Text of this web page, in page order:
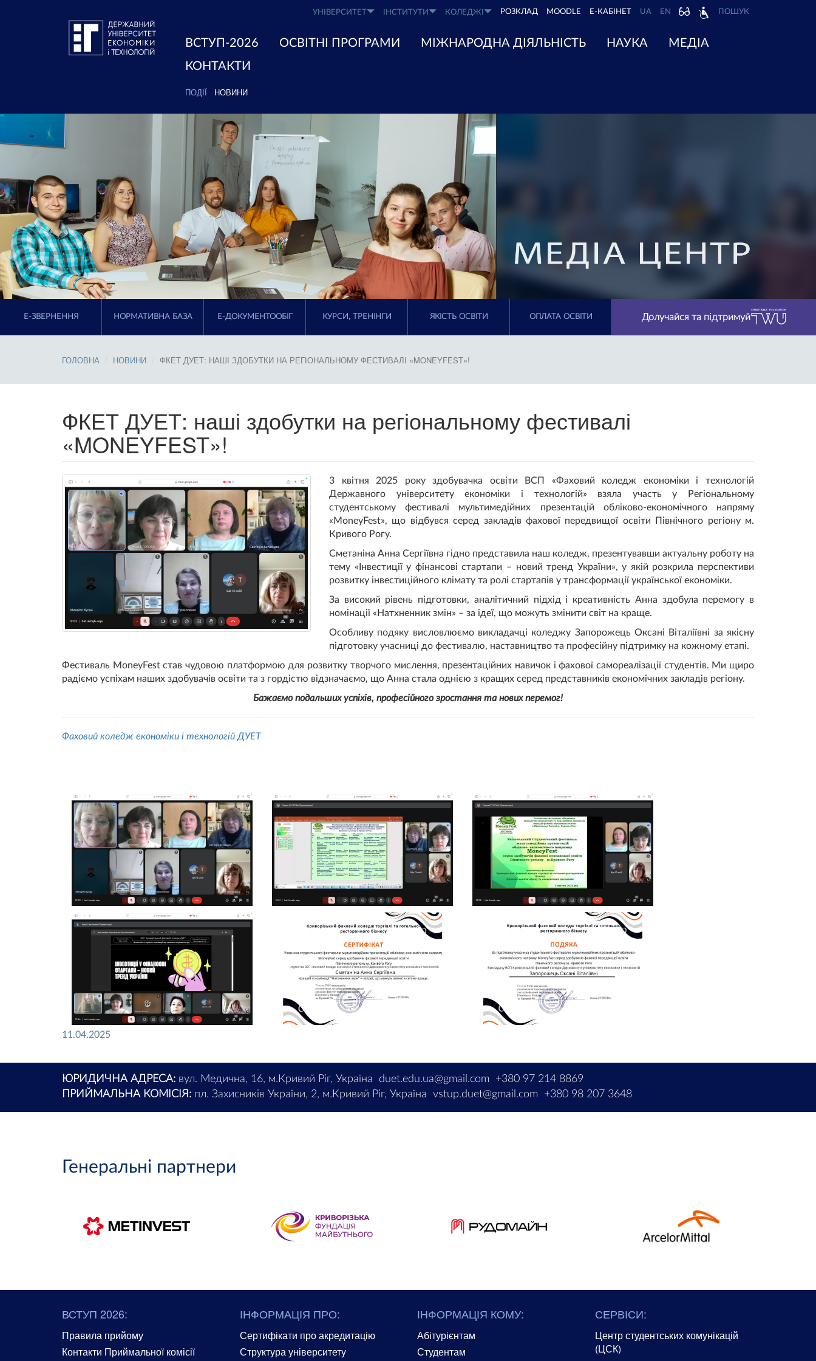
УНІВЕРСИТЕТ ІНСТИТУТИ КОЛЕДЖІ РОЗКЛАД MOODLE Е-КАБІНЕТ UA EN ПОШУК
ВСТУП-2026 ОСВІТНІ ПРОГРАМИ МІЖНАРОДНА ДІЯЛЬНІСТЬ НАУКА
МЕДІА
КОНТАКТИ
ПОДІЇ НОВИНИ
E-ЗВЕРНЕННЯ НОРМАТИВНА БАЗА Е-ДОКУМЕНТООБІГ КУРСИ, ТРЕНІНГИ ЯКІСТЬ ОСВІТИ ОПЛАТА ОСВІТИ Долучайся та підтримуй
ГОЛОВНА НОВИНИ ФКЕТ ДУЕТ: НАШІ ЗДОБУТКИ НА РЕГІОНАЛЬНОМУ ФЕСТИВАЛІ «MONEYFEST»!
ФКЕТ ДУЕТ: наші здобутки на регіональному фестивалі
«MONEYFEST»!
3 квітня 2025 року здобувачка освіти ВСП «Фаховий коледж економіки і технологій
Державного університету економіки і технологій» взяла участь у Регіональному
студентському фестивалі мультимедійних презентацій обліково-економічного напряму
«MoneyFest», що відбувся серед закладів фахової передвищої освіти Північного регіону м.
Кривого Рогу.
Сметаніна Анна Сергіївна гідно представила наш коледж, презентувавши актуальну роботу на
тему «Інвестиції у фінансові стартапи – новий тренд України», у якій розкрила перспективи
розвитку інвестиційного клімату та ролі стартапів у трансформації української економіки.
За високий рівень підготовки, аналітичний підхід і креативність Анна здобула перемогу в
номінації «Натхненник змін» – за ідеї, що можуть змінити світ на краще.
Особливу подяку висловлюємо викладачці коледжу Запорожець Оксані Віталіївні за якісну
підготовку учасниці до фестивалю, наставництво та професійну підтримку на кожному етапі.
Фестиваль MoneyFest став чудовою платформою для розвитку творчого мислення, презентаційних навичок і фахової самореалізації студентів. Ми щиро
радіємо успіхам наших здобувачів освіти та з гордістю відзначаємо, що Анна стала однією з кращих серед представників економічних закладів регіону.
Бажаємо подальших успіхів, професійного зростання та нових перемог!
Фаховий коледж економіки і технологій ДУЕТ
11.04.2025
ЮРИДИЧНА АДРЕСА: вул. Медична, 16, м.Кривий Ріг, Україна duet.edu.ua@gmail.com
+380 97 214 8869
ПРИЙМАЛЬНА КОМІСІЯ: пл. Захисників України, 2, м.Кривий Ріг, Україна vstup.duet@gmail.com +380 98 207 3648
Генеральні партнери
ВСТУП 2026:
Правила прийому
Контакти Приймальної комісії
ІНФОРМАЦІЯ ПРО:
Сертифікати про акредитацію
Структура університету
ІНФОРМАЦІЯ КОМУ:
Абітурієнтам
Студентам
СЕРВІСИ:
Центр студентських комунікацій
(ЦСК)